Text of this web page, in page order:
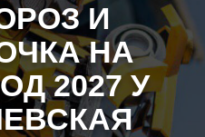
И
НА
2027 У